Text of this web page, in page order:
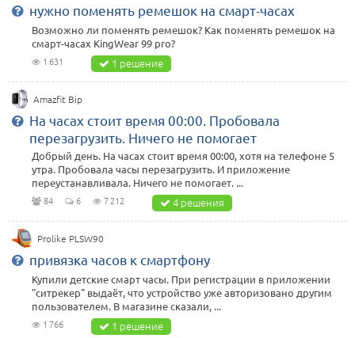
нужно поменять ремешок на смарт-часах
Возможно ли поменять ремешок? Как поменять ремешок на
смарт-часах KingWear 99 pro?
1 631 1 решение
Amazfit Bip
На часах стоит время 00:00. Пробовала
перезагрузить. Ничего не помогает
Добрый день. На часах стоит время 00:00, хотя на телефоне 5
утра. Пробовала часы перезагрузить. И приложение
переустанавливала. Ничего не помогает. ...
84 6 7 212 4 решения
Prolike PLSW90
привязка часов к смартфону
Купили детские смарт часы. При регистрации в приложении
"ситрекер" выдаёт, что устройство уже авторизовано другим
пользователем. В магазине сказали, ...
1 766 1 решение